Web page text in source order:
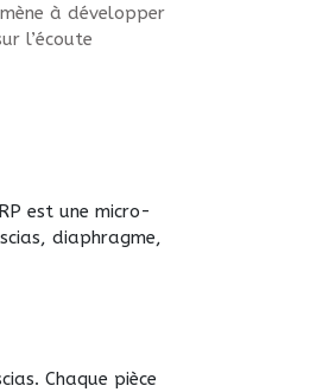
à développer
l’écoute
est une micro-
diaphragme,
Chaque pièce